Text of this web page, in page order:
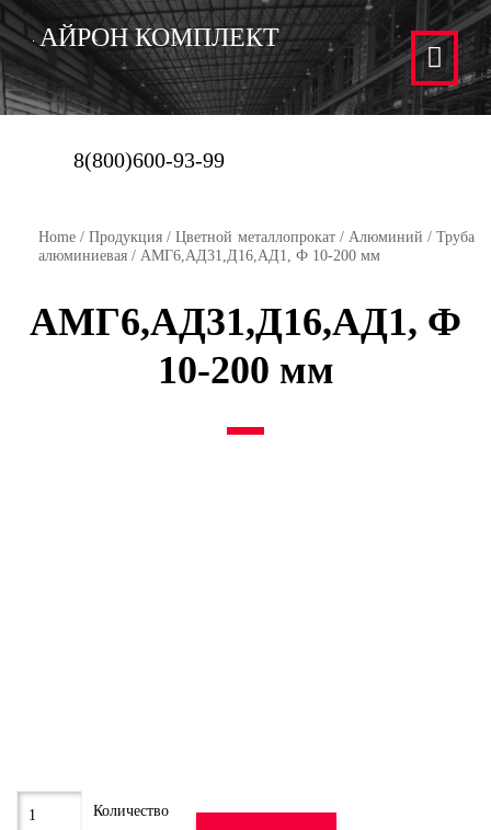
АЙРОН КОМПЛЕКТ
8(800)600-93-99
Home /Продукция /Цветной металлопрокат/ Алюминий /Труба
алюминиевая / АМГ6,АД31,Д16,АД1, Ф 10-200 мм
АМГ6,АД31,Д16,АД1, Ф
10-200 мм